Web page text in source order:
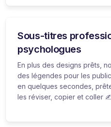
Sous-titres
psychologues
En plus des designs prêts,
des légendes pour les
en quelques secondes,
les réviser, copier et coller